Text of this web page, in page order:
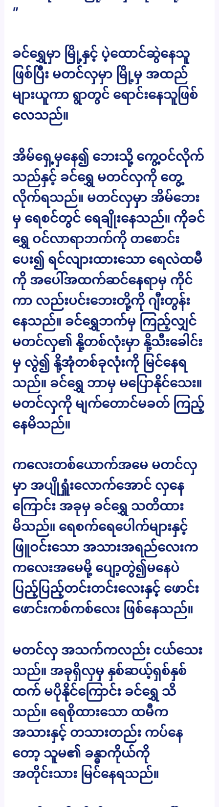
”
ခင်ရွှေမှာ မြို့နှင့် ပဲ့ထောင်ဆွဲနေသူ
ဖြစ်ပြီး မတင်လှမှာ မြို့မှ အထည်
များယူကာ ရွာတွင် ရောင်းနေသူဖြစ်
လေသည်။
အိမ်ရှေ့မှနေ၍ ဘေးသို့ ကွေ့ဝင်လိုက်
သည်နှင့် ခင်ရွှေ မတင်လှကို တွေ့
လိုက်ရသည်။ မတင်လှမှာ အိမ်ဘေး
မှ ရေစင်တွင် ရေချိုးနေသည်။ ကိုခင်
ရွှေ ဝင်လာရာဘက်ကို တစောင်း
ပေး၍ ရင်လျားထားသော ရေလဲထမီ
ကို အပေါ်အထက်ဆင်နေရာမှ ကိုင်
ကာ လည်းပင်းဘေးတို့ကို ဂျီးတွန်း
နေသည်။ ခင်ရွှေဘက်မှ ကြည့်လျှင်
မတင်လှ၏ နို့တစ်လုံးမှာ နို့သီးခေါင်း
မှ လွဲ၍ နို့အုံတစ်ခုလုံးကို မြင်နေရ
သည်။ ခင်ရွှေ ဘာမှ မပြောနိုင်သေး။
မတင်လှကို မျက်တောင်မခတ် ကြည့်
နေမိသည်။
ကလေးတစ်ယောက်အမေ မတင်လှ
မှာ အပျိုရှူံးလောက်အောင် လှနေ
ကြောင်း အခုမှ ခင်ရွှေ သတိထား
မိသည်။ ရေစက်ရေပေါက်များနှင့်
ဖြူဝင်းသော အသားအရည်လေးက
ကလေးအမေမို့ ပျော့တွဲ၍မနေပဲ
ပြည့်ပြည့်တင်းတင်းလေးနှင့် ဖောင်း
ဖောင်းကစ်ကစ်လေး ဖြစ်နေသည်။
မတင်လှ အသက်ကလည်း ငယ်သေး
သည်။ အခုရှိလှမှ နှစ်ဆယ့်ရှစ်နှစ်
ထက် မပိုနိုင်ကြောင်း ခင်ရွှေ သိ
သည်။ ရေစိုထားသော ထမီက
အသားနှင့် တသားတည်း ကပ်နေ
တော့ သူမ၏ ခန္ဓာကိုယ်ကို
အတိုင်းသား မြင်နေရသည်။